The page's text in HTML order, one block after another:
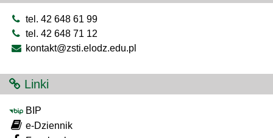
tel. 42 648 61 99
tel. 42 648 71 12
kontakt@zsti.elodz.edu.pl
Linki
BIP
e-Dziennik